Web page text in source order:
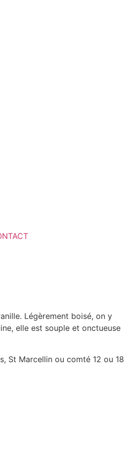
Légèrement boisé, on y
elle est souple et onctueuse
St Marcellin ou comté 12 ou 18